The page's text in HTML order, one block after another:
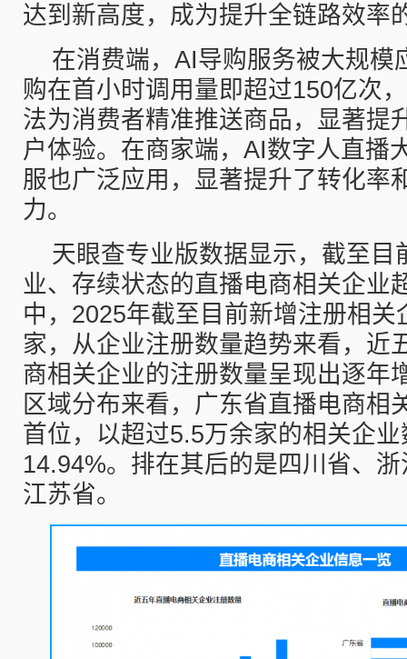
达到新高度，成为提升全链路效率
在消费端，AI导购服务被大规模
购在首小时调用量即超过150亿次
法为消费者精准推送商品，显著提
户体验。在商家端，AI数字人直播
服也广泛应用，显著提升了转化率
力。
天眼查专业版数据显示，截至目
业、存续状态的直播电商相关企业
中，2025年截至目前新增注册相关
家，从企业注册数量趋势来看，近
商相关企业的注册数量呈现出逐年
区域分布来看，广东省直播电商相
首位，以超过5.5万余家的相关企
14.94%。排在其后的是四川省、
江苏省。